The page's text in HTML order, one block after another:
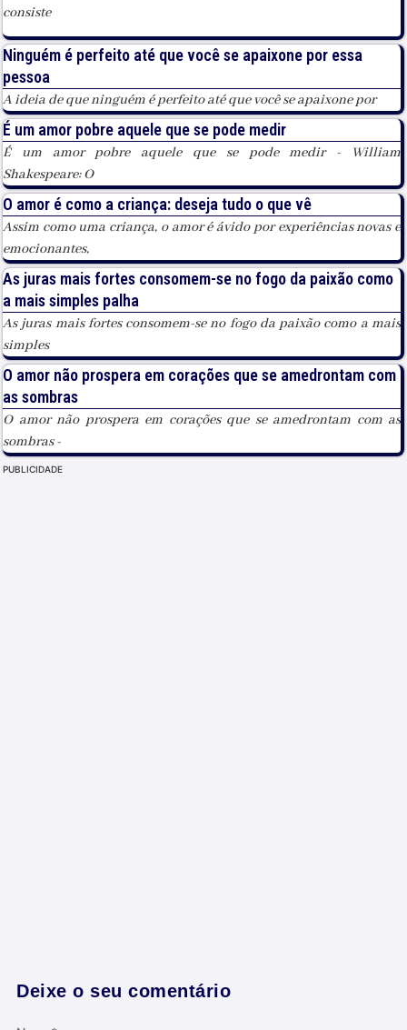
consiste
Ninguém é perfeito até que você se apaixone por essa
pessoa
A ideia de que ninguém é perfeito até que você se apaixone por
É um amor pobre aquele que se pode medir
É um amor pobre aquele que se pode medir - William
Shakespeare: O
O amor é como a criança: deseja tudo o que vê
Assim como uma criança, o amor é ávido por experiências novas e
emocionantes,
As juras mais fortes consomem-se no fogo da paixão como
a mais simples palha
As juras mais fortes consomem-se no fogo da paixão como a mais
simples
O amor não prospera em corações que se amedrontam com
as sombras
O amor não prospera em corações que se amedrontam com as
sombras -
PUBLICIDADE
Deixe o seu comentário